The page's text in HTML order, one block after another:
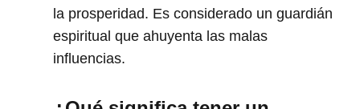
la prosperidad. Es considerado un guardián
espiritual que ahuyenta las malas
influencias.